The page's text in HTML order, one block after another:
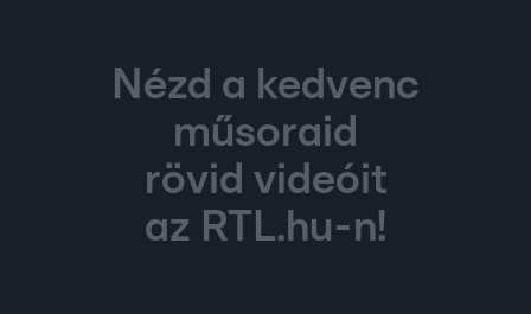
Nézd a kedvenc
műsoraid
rövid videóit
az RTL.hu-n!